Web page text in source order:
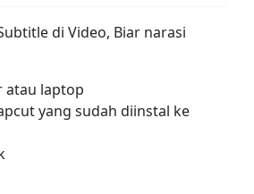
di Video, Biar narasi
atau laptop
yang sudah diinstal ke